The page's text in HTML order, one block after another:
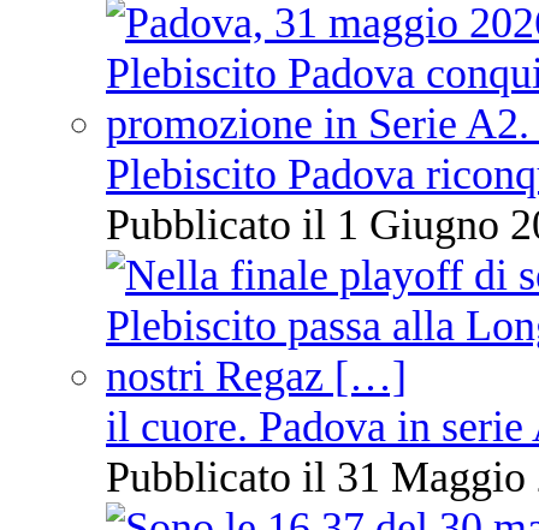
Plebiscito Padova
Pubblicato il 1 Giugno
il cuore. Padova in serie
Pubblicato il 31 Maggio